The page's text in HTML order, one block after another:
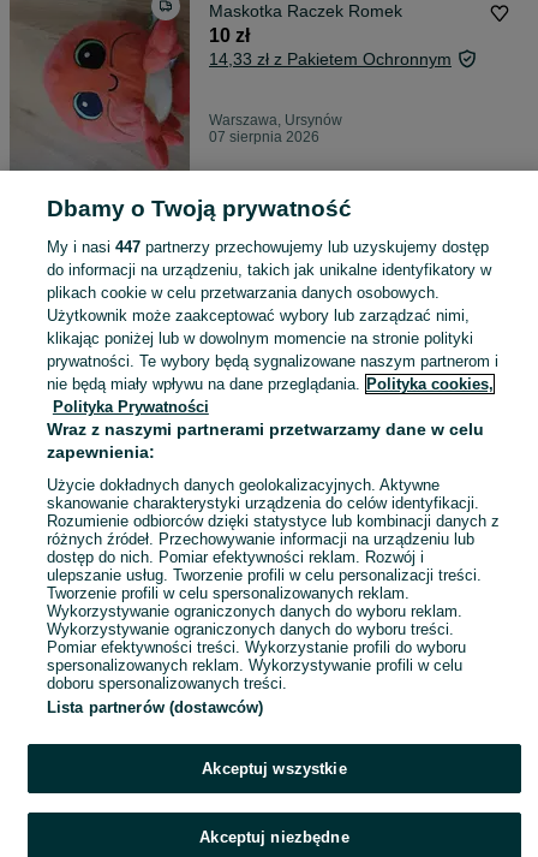
Maskotka Raczek Romek
10 zł
14,33 zł z Pakietem Ochronnym
Warszawa, Ursynów
07 sierpnia 2026
Kombinezon niemowlęcy
23,70 zł z Pakietem Ochronnym
Warszawa, Ursynów
06 sierpnia 2026
74
25 zł
Warszawa, Ursynów
06 sierpnia 2026
68
1 2 3
Dbamy o Twoją prywatność
My i nasi 447partnerzy przechowujemy lub uzyskujemy dostęp
do informacji na urządzeniu, takich jak unikalne identyfikatory w
plikach cookie w celu przetwarzania danych osobowych.
Użytkownik może zaakceptować wybory lub zarządzać nimi,
klikając poniżej lub w dowolnym momencie na stronie polityki
prywatności. Te wybory będą sygnalizowane naszym partnerom i
nie będą miały wpływu na dane przeglądania. Polityka cookies,
Polityka Prywatności
Wraz z naszymi partnerami przetwarzamy dane w celu
zapewnienia:
Użycie dokładnych danych geolokalizacyjnych. Aktywne
skanowanie charakterystyki urządzenia do celów identyfikacji.
Rozumienie odbiorców dzięki statystyce lub kombinacji danych z
różnych źródeł. Przechowywanie informacji na urządzeniu lub
dostęp do nich. Pomiar efektywności reklam. Rozwój i
ulepszanie usług. Tworzenie profili w celu personalizacji treści.
Tworzenie profili w celu spersonalizowanych reklam.
Wykorzystywanie ograniczonych danych do wyboru reklam.
Wykorzystywanie ograniczonych danych do wyboru treści.
Pomiar efektywności treści. Wykorzystanie profili do wyboru
spersonalizowanych reklam. Wykorzystywanie profili w celu
doboru spersonalizowanych treści.
Lista partnerów (dostawców)
Akceptuj wszystkie
Akceptuj niezbędne